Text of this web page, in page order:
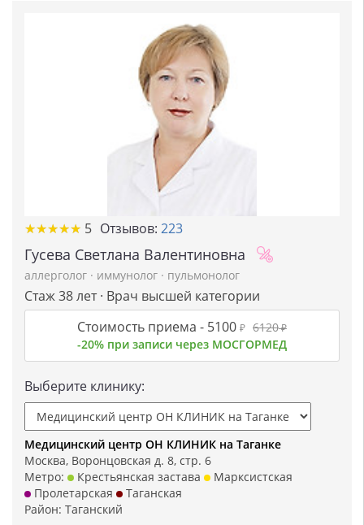
★★★★★
★★★★★ 5 Отзывов: 223
Гусева Светлана Валентиновна
аллерголог · иммунолог · пульмонолог
Стаж 38 лет · Врач высшей категории
Стоимость приема - 5100 ₽ 6120₽
-20% при записи через МОСГОРМЕД
Выберите клинику:
Медицинский центр ОН КЛИНИК на Таганке
Москва, Воронцовская д. 8, стр. 6
Метро:
Крестьянская застава
Марксистская
Пролетарская
Таганская
Район: Таганский